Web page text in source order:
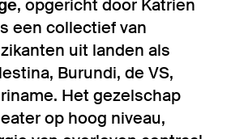
, opgericht door Katrien
een collectief van
uit landen als
Burundi, de VS,
Het gezelschap
op hoog niveau,